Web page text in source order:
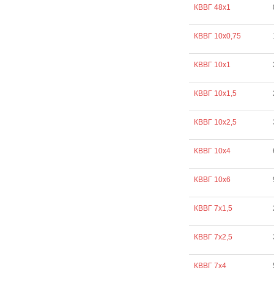
КВВГ 48х1
КВВГ 10х0,75
КВВГ 10х1
КВВГ 10х1,5
КВВГ 10х2,5
КВВГ 10х4
КВВГ 10х6
КВВГ 7х1,5
КВВГ 7х2,5
КВВГ 7х4